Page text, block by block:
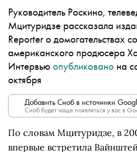
Руководитель Роскино,
Мцитуридзе рассказала
Reporter о домогательствах
американского продюсера
Интервьюопубликовано на
октября
Добавить Сноб в источники
Сноб будет чаще появляться у вас в
По словам Мцитуридзе, в
впервые встретила